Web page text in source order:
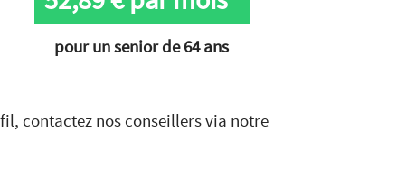
pour un senior de 64 ans
contactez nos conseillers via notre